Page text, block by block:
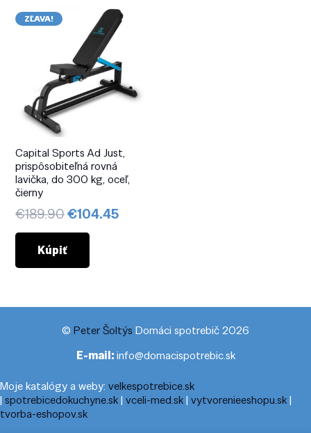
ZĽAVA!
Capital Sports Ad Just,
prispôsobiteľná rovná
lavička, do 300 kg, oceľ,
čierny
€189.90Pôvodná
cena
bola:
€189.90.
€104.45Aktuálna
Kúpiť
© Peter Šoltýs Domáci spotrebič 2026
E-mail:info@domacispotrebic.sk
Moje katalógy a weby: velkespotrebice.sk
| spotrebicedokuchyne.sk| vceli-med.sk| vytvorenieeshopu.sk|
tvorba-eshopov.sk